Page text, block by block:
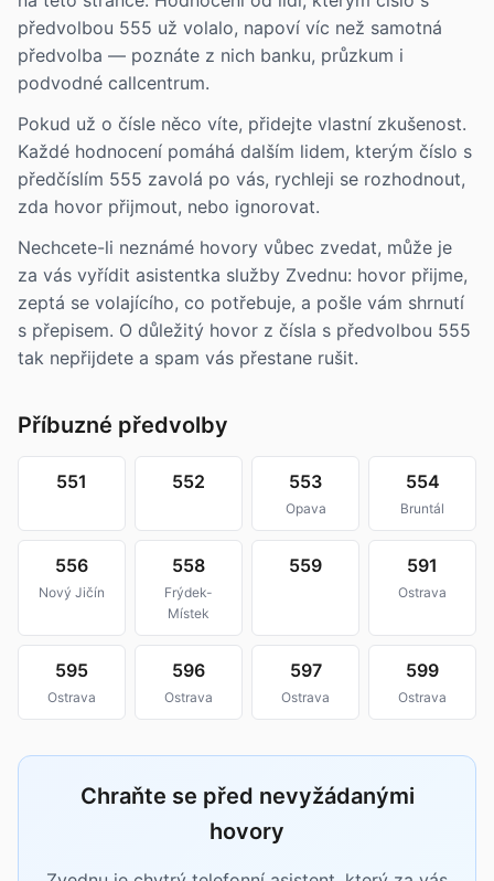
předvolbou 555 už volalo, napoví víc než samotná
předvolba — poznáte z nich banku, průzkum i
podvodné callcentrum.
Pokud už o čísle něco víte, přidejte vlastní zkušenost.
Každé hodnocení pomáhá dalším lidem, kterým číslo s
předčíslím 555 zavolá po vás, rychleji se rozhodnout,
zda hovor přijmout, nebo ignorovat.
Nechcete-li neznámé hovory vůbec zvedat, může je
za vás vyřídit asistentka služby Zvednu: hovor přijme,
zeptá se volajícího, co potřebuje, a pošle vám shrnutí
s přepisem. O důležitý hovor z čísla s předvolbou 555
tak nepřijdete a spam vás přestane rušit.
Příbuzné předvolby
551 552 553
Opava
554
Bruntál
556
Nový Jičín
558
Frýdek-
Místek
559 591
Ostrava
595
Ostrava
596
Ostrava
597
Ostrava
599
Ostrava
Chraňte se před nevyžádanými
hovory